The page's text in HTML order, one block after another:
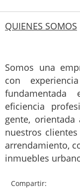
QUIENES SOMOS
Somos una
con
fundamentada
eficiencia
gente, orientada
nuestros
arrendamiento,
inmuebles
Compartir: